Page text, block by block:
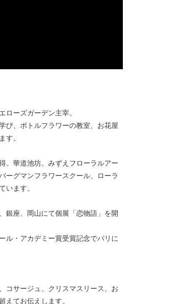
ローズガーデン主宰。
び、ボトルフラワーの教室、お花屋
す。
。華道池坊。みずえフローラルアー
ーグマンフラワースクール、ローラ
います。
銀座、岡山にて個展「恋物語」を開
ル・アカデミー賞受賞記念でパリに
コサージュ、クリスマスリース、お
えてお伝えします。